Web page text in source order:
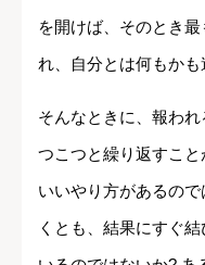
を開けば、そのとき
れ、自分とは何もかも
そんなときに、報わ
つこつと繰り返すこ
いいやり方があるの
くとも、結果にすぐ